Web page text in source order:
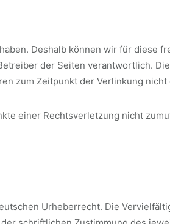
Deshalb können wir für diese
der Seiten verantwortlich.
zum Zeitpunkt der Verlinkung nicht
einer Rechtsverletzung nicht
Urheberrecht. Die